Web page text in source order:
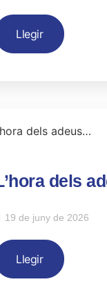
Llegir
dels
19 de juny de 2026
Llegir